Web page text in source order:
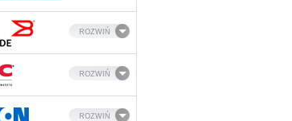
ROZWIŃ
ROZWIŃ
ROZWIŃ